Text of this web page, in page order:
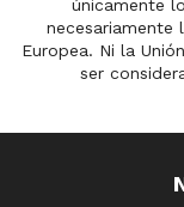
únicamente
necesariamente
Europea. Ni la
ser